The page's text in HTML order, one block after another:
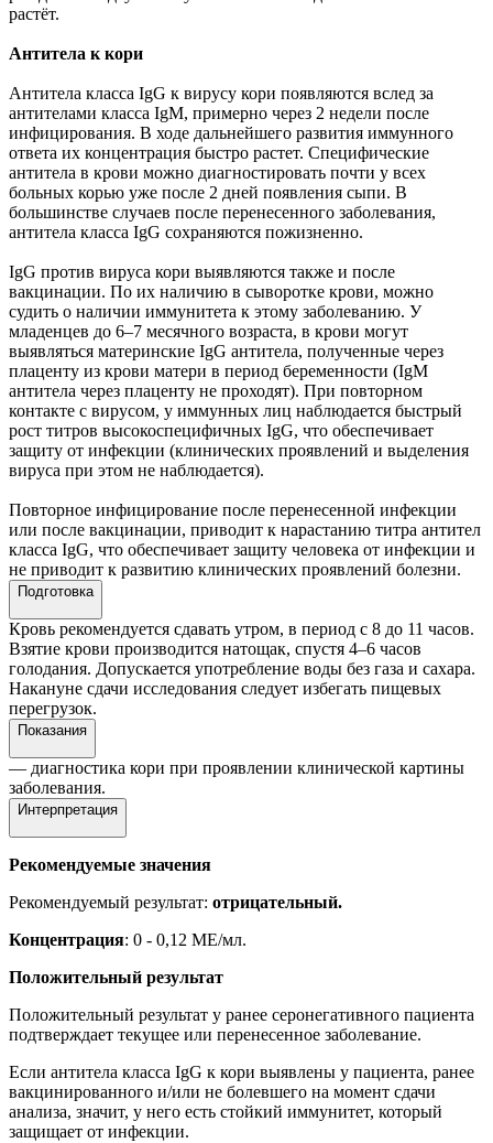
растёт.
Антитела к кори
Антитела класса IgG к вирусу кори появляются вслед за
антителами класса IgM, примерно через 2 недели после
инфицирования. В ходе дальнейшего развития иммунного
ответа их концентрация быстро растет. Специфические
антитела в крови можно диагностировать почти у всех
больных корью уже после 2 дней появления сыпи. В
большинстве случаев после перенесенного заболевания,
антитела класса IgG сохраняются пожизненно.
IgG против вируса кори выявляются также и после
вакцинации. По их наличию в сыворотке крови, можно
судить о наличии иммунитета к этому заболеванию. У
младенцев до 6–7 месячного возраста, в крови могут
выявляться материнские IgG антитела, полученные через
плаценту из крови матери в период беременности (IgM
антитела через плаценту не проходят). При повторном
контакте с вирусом, у иммунных лиц наблюдается быстрый
рост титров высокоспецифичных IgG, что обеспечивает
защиту от инфекции (клинических проявлений и выделения
вируса при этом не наблюдается).
Повторное инфицирование после перенесенной инфекции
или после вакцинации, приводит к нарастанию титра антител
класса IgG, что обеспечивает защиту человека от инфекции и
не приводит к развитию клинических проявлений болезни.
Подготовка
Кровь рекомендуется сдавать утром, в период с 8 до 11 часов.
Взятие крови производится натощак, спустя 4–6 часов
голодания. Допускается употребление воды без газа и сахара.
Накануне сдачи исследования следует избегать пищевых
перегрузок.
Показания
— диагностика кори при проявлении клинической картины
заболевания.
Интерпретация
Рекомендуемые значения
Рекомендуемый результат: отрицательный.
Концентрация: 0 - 0,12 МЕ/мл.
Положительный результат
Положительный результат у ранее серонегативного пациента
подтверждает текущее или перенесенное заболевание.
Если антитела класса IgG к кори выявлены у пациента, ранее
вакцинированного и/или не болевшего на момент сдачи
анализа, значит, у него есть стойкий иммунитет, который
защищает от инфекции.